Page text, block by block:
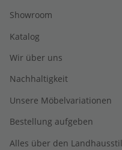
Showroom
Katalog
Wir über uns
Nachhaltigkeit
Unsere Möbelvariationen
Bestellung aufgeben
Alles über den Landhausstil